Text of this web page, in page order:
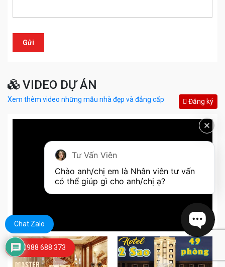
VIDEO DỰ ÁN
Xem thêm video những mẫu nhà đẹp và đẳng cấp Đăng ký
Chat Zalo
0988 688 373
Tư Vấn Viên
Chào anh/chị em là Nhân viên tư vấn
có thể giúp gì cho anh/chị ạ?